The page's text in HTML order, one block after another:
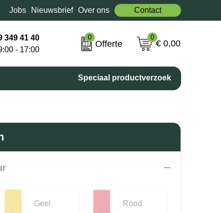
Jobs Nieuwsbrief Over ons Contact
349 41 40
- 17:00
0
Offerte
0
€ 0,00
Speciaal productverzoek
Geel Rood